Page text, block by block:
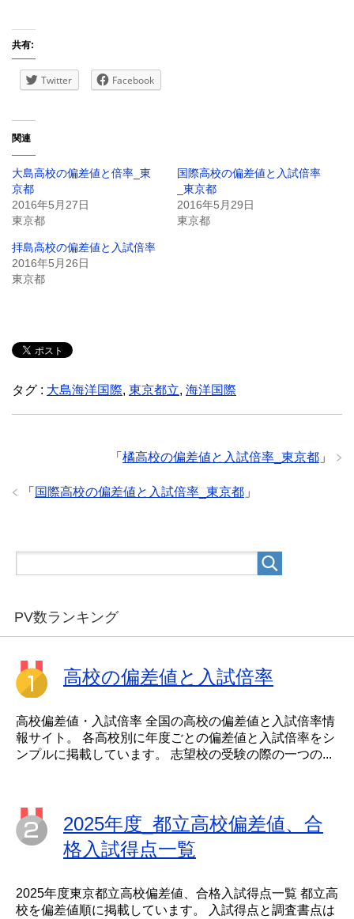
共有:
Twitter Facebook
関連
大島高校の偏差値と倍率_東
京都
2016年5月27日
東京都
国際高校の偏差値と入試倍率
_東京都
2016年5月29日
東京都
拝島高校の偏差値と入試倍率
2016年5月26日
東京都
タグ : 大島海洋国際, 東京都立, 海洋国際
「 橘高校の偏差値と入試倍率_東京都 」
「 国際高校の偏差値と入試倍率_東京都 」
PV数ランキング
高校の偏差値と入試倍率
高校偏差値・入試倍率 全国の高校の偏差値と入試倍率情
報サイト。 各高校別に年度ごとの偏差値と入試倍率をシ
ンプルに掲載しています。 志望校の受験の際の一つの...
2025年度_都立高校偏差値、合
格入試得点一覧
2025年度東京都立高校偏差値、合格入試得点一覧 都立高
校を偏差値順に掲載しています。 入試得点と調査書点は